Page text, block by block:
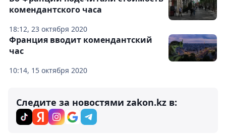
18:12, 23 октября 2020
комендантского часа
10:14, 15 октября 2020
Франция вводит комендантский
час
Следите за новостями zakon.kz в: